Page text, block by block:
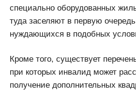
специально оборудованных
туда заселяют в первую
нуждающихся в подобных
Кроме того, существует
при которых инвалид может
получение дополнительных